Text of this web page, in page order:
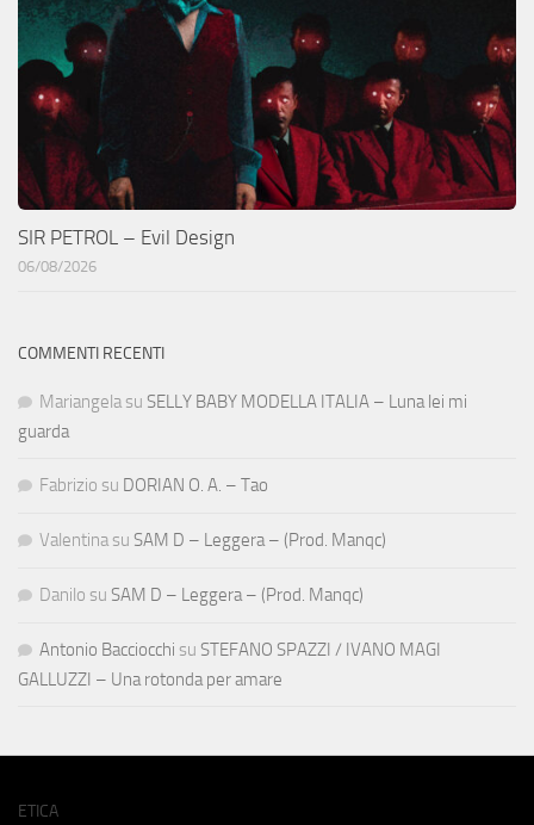
SIR PETROL – Evil Design
06/08/2026
COMMENTI RECENTI
Mariangela su SELLY BABY MODELLA ITALIA – Luna lei mi
guarda
Fabrizio su DORIAN O. A. – Tao
Valentina su SAM D – Leggera – (Prod. Manqc)
Danilo su SAM D – Leggera – (Prod. Manqc)
Antonio Bacciocchi su STEFANO SPAZZI / IVANO MAGI
GALLUZZI – Una rotonda per amare
ETICA